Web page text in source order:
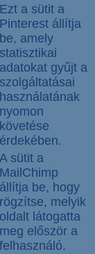
Ezt a sütit a
Pinterest állítja
be, amely
statisztikai
adatokat gyűjt a
szolgáltatásai
használatának
nyomon
követése
érdekében.
A sütit a
MailChimp
állítja be, hogy
rögzítse, melyik
oldalt látogatta
meg először a
felhasználó.